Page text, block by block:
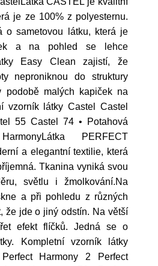
je ze 100% z polyesternu.
o sametovou látku, která je
a na pohled se lehce
Easy Clean zajistí, že
neproniknou do struktury
podobě malých kapiček na
vzorník látky Castel Castel
55 Castel 74 • Potahová
PERFECT
a elegantní textilie, která
Tkanina vyniká svou
světlu i žmolkování.Na
a při pohledu z různých
že jde o jiný odstín. Na větší
efekt flíčků. Jedná se o
Kompletní vzorník látky
Harmony 2 Perfect